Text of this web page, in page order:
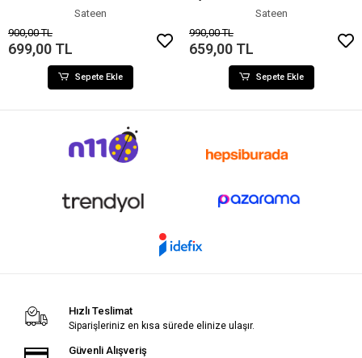
Sateen
900,00 TL
699,00 TL
Sepete Ekle
Sateen
990,00 TL
659,00 TL
Sepete Ekle
Hızlı Teslimat
Siparişleriniz en kısa sürede elinize ulaşır.
Güvenli Alışveriş